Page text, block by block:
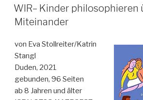
all
love
Botschaften
des
Glücks“
AM
WIR– Kinder philosophieren
Miteinander
von Eva Stollreiter/Katrin
Stangl
Duden, 2021
gebunden, 96 Seiten
ab 8 Jahren und älter